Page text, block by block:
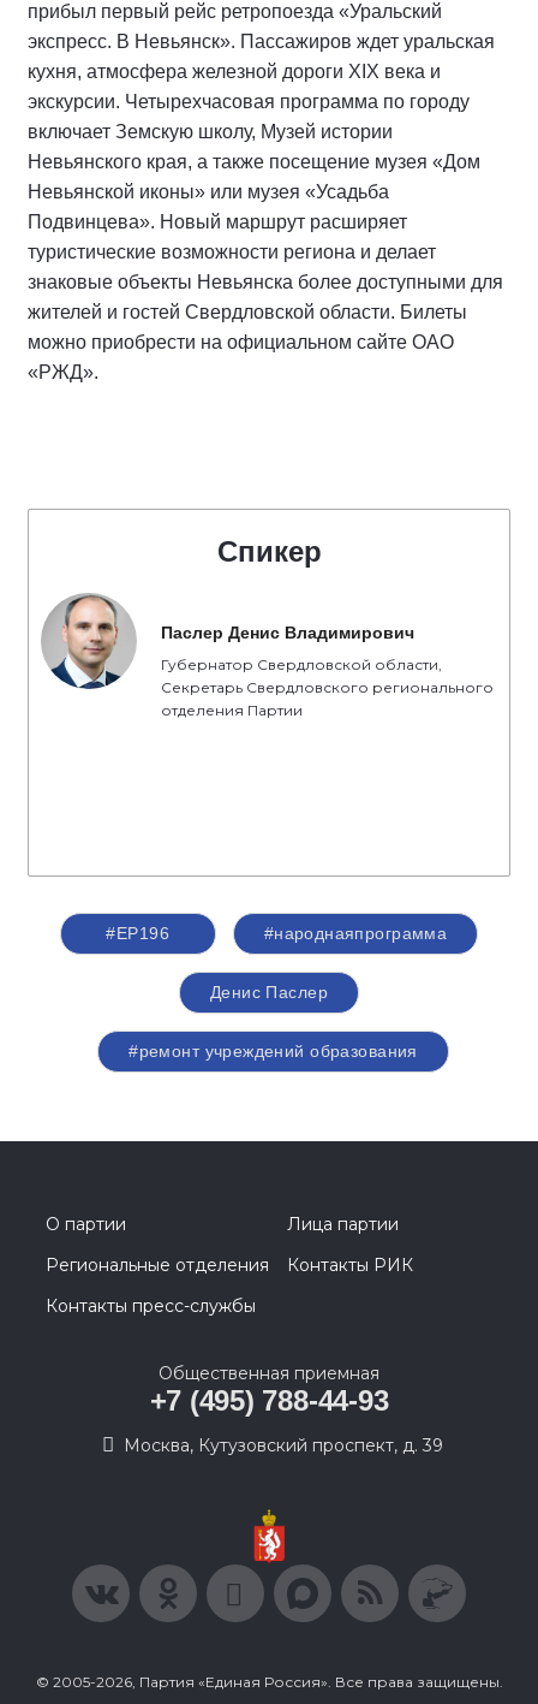
прибыл первый рейс ретропоезда «Уральский
экспресс. В Невьянск». Пассажиров ждет уральская
кухня, атмосфера железной дороги XIX века и
экскурсии. Четырехчасовая программа по городу
включает Земскую школу, Музей истории
Невьянского края, а также посещение музея «Дом
Невьянской иконы» или музея «Усадьба
Подвинцева». Новый маршрут расширяет
туристические возможности региона и делает
знаковые объекты Невьянска более доступными для
жителей и гостей Свердловской области. Билеты
можно приобрести на официальном сайте ОАО
«РЖД».
Спикер
Паслер Денис Владимирович
Губернатор Свердловской области,
Секретарь Свердловского регионального
отделения Партии
#ЕР196 #народнаяпрограмма
Денис Паслер
#ремонт учреждений образования
О партии
Лица партии
Региональные отделения
Контакты РИК
Контакты пресс-службы
Общественная приемная
+7 (495) 788-44-93
Москва, Кутузовский проспект, д. 39
© 2005-2026, Партия «Единая Россия». Все права защищены.